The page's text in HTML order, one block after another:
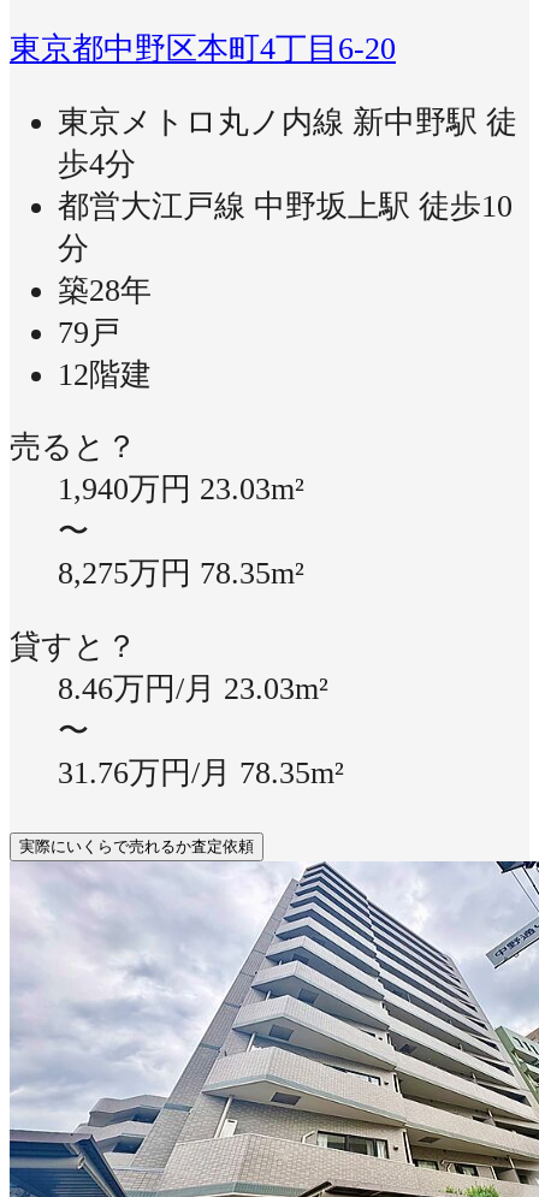
東京都中野区本町4丁目6-20
東京メトロ丸ノ内線 新中野駅 徒
歩4分
都営大江戸線 中野坂上駅 徒歩10
分
築28年
79戸
12階建
売ると？
1,940万円 23.03m²
〜
8,275万円 78.35m²
貸すと？
8.46万円/月 23.03m²
〜
31.76万円/月 78.35m²
実際にいくらで売れるか査定依頼